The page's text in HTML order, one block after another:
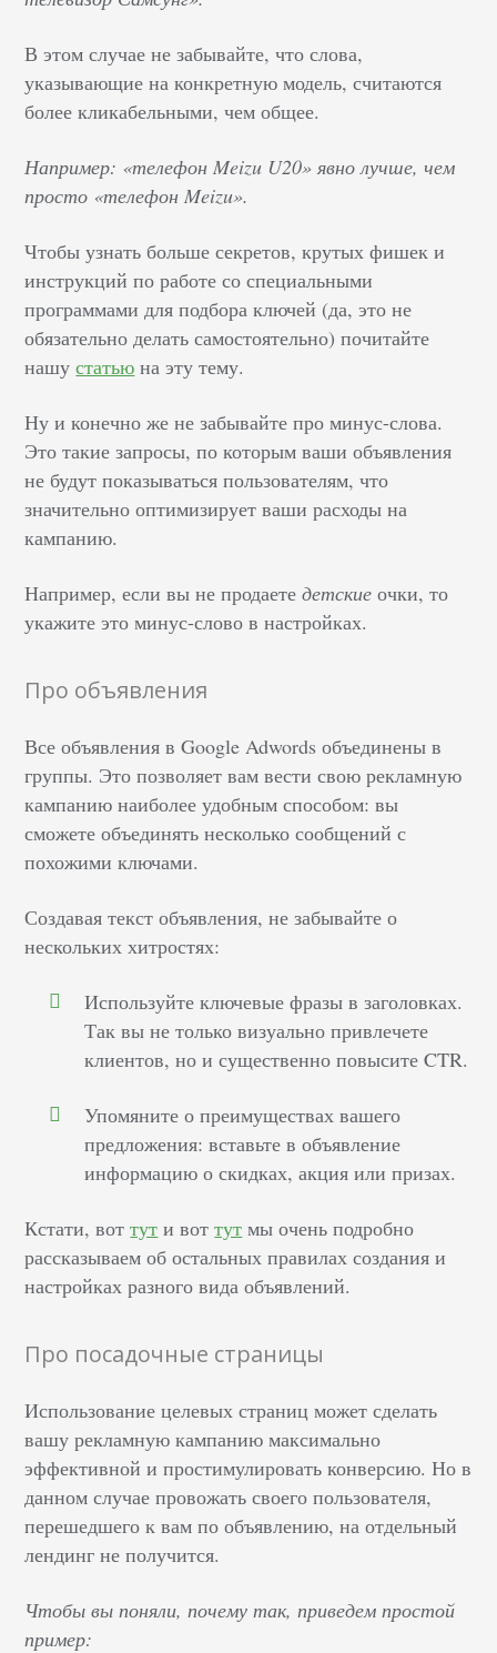
В этом случае не забывайте, что слова,
указывающие на конкретную модель, считаются
более кликабельными, чем общее.
Например: «телефон Meizu U20» явно лучше, чем
просто «телефон Meizu».
Чтобы узнать больше секретов, крутых фишек и
инструкций по работе со специальными
программами для подбора ключей (да, это не
обязательно делать самостоятельно) почитайте
нашустатью на эту тему.
Ну и конечно же не забывайте про минус-слова.
Это такие запросы, по которым ваши объявления
не будут показываться пользователям, что
значительно оптимизирует ваши расходы на
кампанию.
Например, если вы не продаетедетские очки, то
укажите это минус-слово в настройках.
Про объявления
Все объявления в Google Adwords объединены в
группы. Это позволяет вам вести свою рекламную
кампанию наиболее удобным способом: вы
сможете объединять несколько сообщений с
похожими ключами.
Создавая текст объявления, не забывайте о
нескольких хитростях:
Используйте ключевые фразы в заголовках.
Так вы не только визуально привлечете
клиентов, но и существенно повысите CTR.
Упомяните о преимуществах вашего
предложения: вставьте в объявление
информацию о скидках, акция или призах.
Кстати, воттут и воттут мы очень подробно
рассказываем об остальных правилах создания и
настройках разного вида объявлений.
Про посадочные страницы
Использование целевых страниц может сделать
вашу рекламную кампанию максимально
эффективной и простимулировать конверсию. Но в
данном случае провожать своего пользователя,
перешедшего к вам по объявлению, на отдельный
лендинг не получится.
Чтобы вы поняли, почему так, приведем простой
пример: